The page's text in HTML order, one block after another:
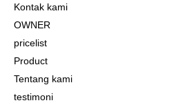
Kontak kami
OWNER
pricelist
Product
Tentang kami
testimoni